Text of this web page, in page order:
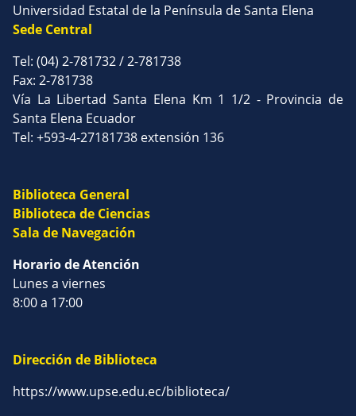
Universidad Estatal de la Península de Santa Elena
Sede Central
Tel: (04) 2-781732 / 2-781738
Fax: 2-781738
Vía La Libertad Santa Elena Km 1 1/2 - Provincia de
Santa Elena Ecuador
Tel: +593-4-27181738 extensión 136
Biblioteca General
Biblioteca de Ciencias
Sala de Navegación
Horario de Atención
Lunes a viernes
8:00 a 17:00
Dirección de Biblioteca
https://www.upse.edu.ec/biblioteca/